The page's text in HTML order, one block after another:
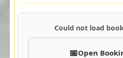
Could not load
Open